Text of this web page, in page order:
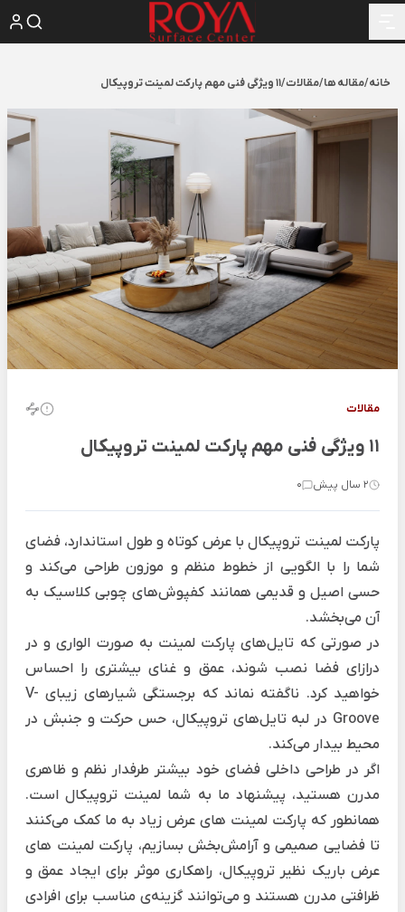
خانه/مقاله ها/مقالات/11 ویژگی فنی مهم پارکت لمینت تروپیکال
مقالات
11 ویژگی فنی مهم پارکت لمینت تروپیکال
2 سال پیش 0
پارکت لمینت تروپیکال با عرض کوتاه و طول استاندارد، فضای
شما را با الگویی از خطوط منظم و موزون طراحی می‌کند و
حسی اصیل و قدیمی همانند کفپوش‌های چوبی کلاسیک به
آن می‌بخشد.
در صورتی که تایل‌های پارکت لمینت به صورت الواری و در
درازای فضا نصب شوند، عمق و غنای بیشتری را احساس
خواهید کرد. ناگفته نماند که برجستگی شیارهای زیبای V-
Groove در لبه‌ تایل‌های تروپیکال، حس حرکت و جنبش در
محیط بیدار می‌کند.
اگر در طراحی داخلی فضای خود بیشتر طرفدار نظم و ظاهری
مدرن هستید، پیشنهاد ما به شما لمینت تروپیکال است.
همانطور که پارکت لمینت های عرض زیاد به ما کمک می‌کنند
تا فضایی صمیمی و آرامش‌بخش بسازیم، پارکت لمینت های
عرض باریک نظیر تروپیکال، راهکاری موثر برای ایجاد عمق و
ظرافتی مدرن هستند و می‌توانند گزینه‌ی مناسب برای افرادی